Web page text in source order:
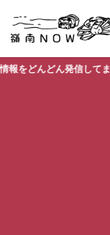
ん発信してまいります。